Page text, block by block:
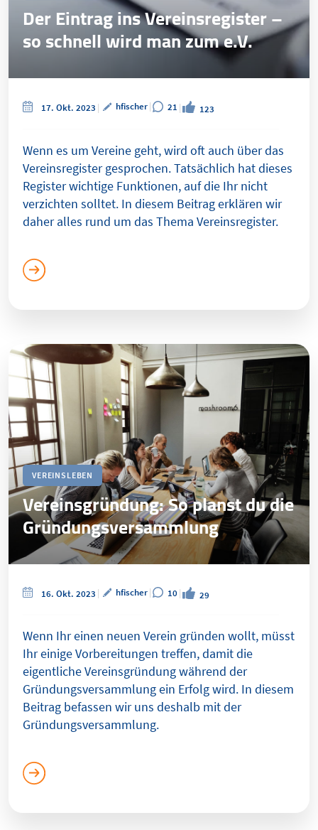
Der Eintrag ins Vereinsregister –
so schnell wird man zum e.V.
17. Okt. 2023 hfischer 21 123
Wenn es um Vereine geht, wird oft auch über das
Vereinsregister gesprochen. Tatsächlich hat dieses
Register wichtige Funktionen, auf die Ihr nicht
verzichten solltet. In diesem Beitrag erklären wir
daher alles rund um das Thema Vereinsregister.
VEREINSLEBEN
Vereinsgründung: So planst du die
Gründungsversammlung
16. Okt. 2023 hfischer 10 29
Wenn Ihr einen neuen Verein gründen wollt, müsst
Ihr einige Vorbereitungen treffen, damit die
eigentliche Vereinsgründung während der
Gründungsversammlung ein Erfolg wird. In diesem
Beitrag befassen wir uns deshalb mit der
Gründungsversammlung.